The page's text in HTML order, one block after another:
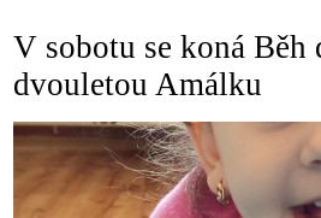
V sobotu se koná Běh
dvouletou Amálku